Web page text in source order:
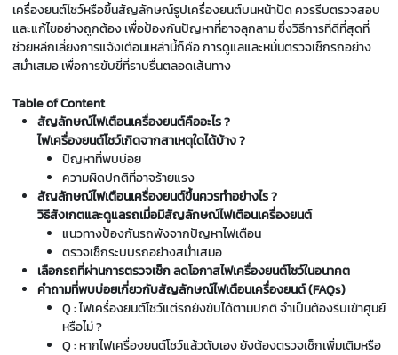
เครื่องยนต์โชว์หรือขึ้นสัญลักษณ์รูปเครื่องยนต์บนหน้าปัด ควรรีบตรวจสอบ
และแก้ไขอย่างถูกต้อง เพื่อป้องกันปัญหาที่อาจลุกลาม ซึ่งวิธีการที่ดีที่สุดที่
ช่วยหลีกเลี่ยงการแจ้งเตือนเหล่านี้ก็คือ การดูแลและหมั่นตรวจเช็กรถอย่าง
สม่ำเสมอ เพื่อการขับขี่ที่ราบรื่นตลอดเส้นทาง
Table of Content
สัญลักษณ์ไฟเตือนเครื่องยนต์คืออะไร ?
ไฟเครื่องยนต์โชว์เกิดจากสาเหตุใดได้บ้าง ?
ปัญหาที่พบบ่อย
ความผิดปกติที่อาจร้ายแรง
สัญลักษณ์ไฟเตือนเครื่องยนต์ขึ้นควรทำอย่างไร ?
วิธีสังเกตและดูแลรถเมื่อมีสัญลักษณ์ไฟเตือนเครื่องยนต์
แนวทางป้องกันรถพังจากปัญหาไฟเตือน
ตรวจเช็กระบบรถอย่างสม่ำเสมอ
เลือกรถที่ผ่านการตรวจเช็ก ลดโอกาสไฟเครื่องยนต์โชว์ในอนาคต
คำถามที่พบบ่อยเกี่ยวกับสัญลักษณ์ไฟเตือนเครื่องยนต์ (FAQs)
Q : ไฟเครื่องยนต์โชว์แต่รถยังขับได้ตามปกติ จำเป็นต้องรีบเข้าศูนย์
หรือไม่ ?
Q : หากไฟเครื่องยนต์โชว์แล้วดับเอง ยังต้องตรวจเช็กเพิ่มเติมหรือ